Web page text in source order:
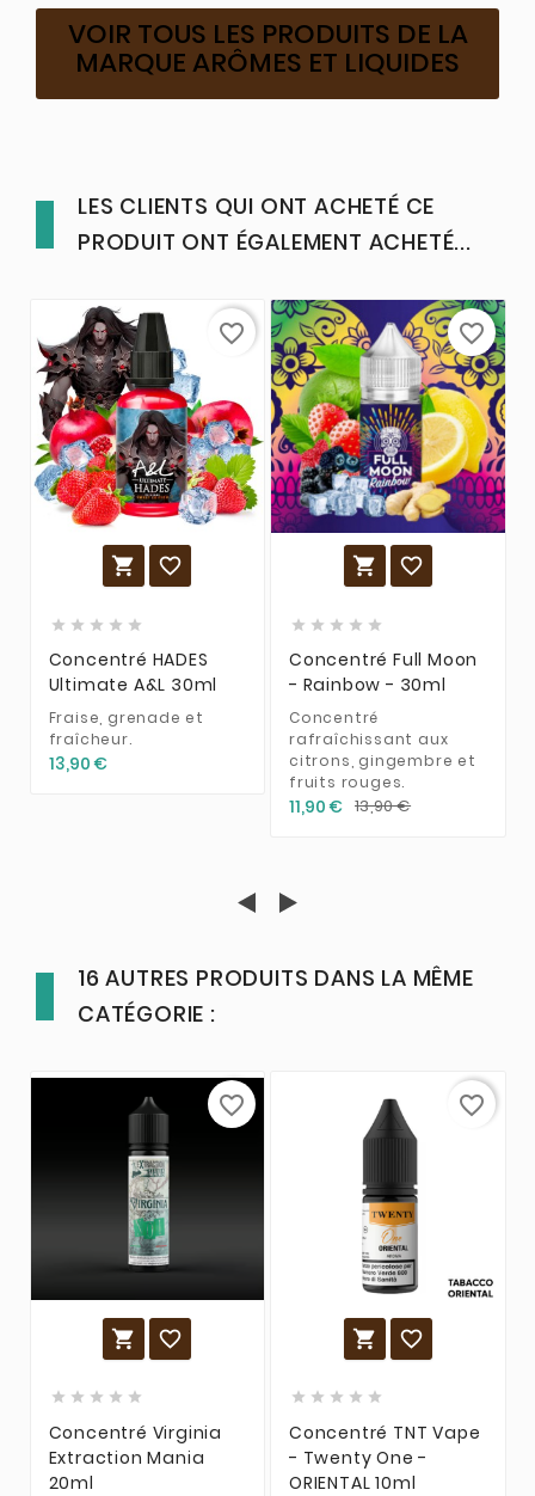
VOIR TOUS LES PRODUITS DE LA
MARQUE ARÔMES ET LIQUIDES
LES CLIENTS QUI ONT ACHETÉ CE
PRODUIT ONT ÉGALEMENT ACHETÉ...
 
    
Concentré HADES
Ultimate A&L 30ml
Fraise, grenade et
fraîcheur.
13,90 €
favorite_border
 
    
Concentré Full Moon
- Rainbow - 30ml
Concentré
rafraîchissant aux
citrons, gingembre et
fruits rouges.
11,90 € 13,90 €
favorite_border
16 AUTRES PRODUITS DANS LA MÊME
CATÉGORIE :
 
    
Concentré Virginia
Extraction Mania
20ml
favorite_border
 
    
Concentré TNT Vape
- Twenty One -
ORIENTAL 10ml
favorite_border